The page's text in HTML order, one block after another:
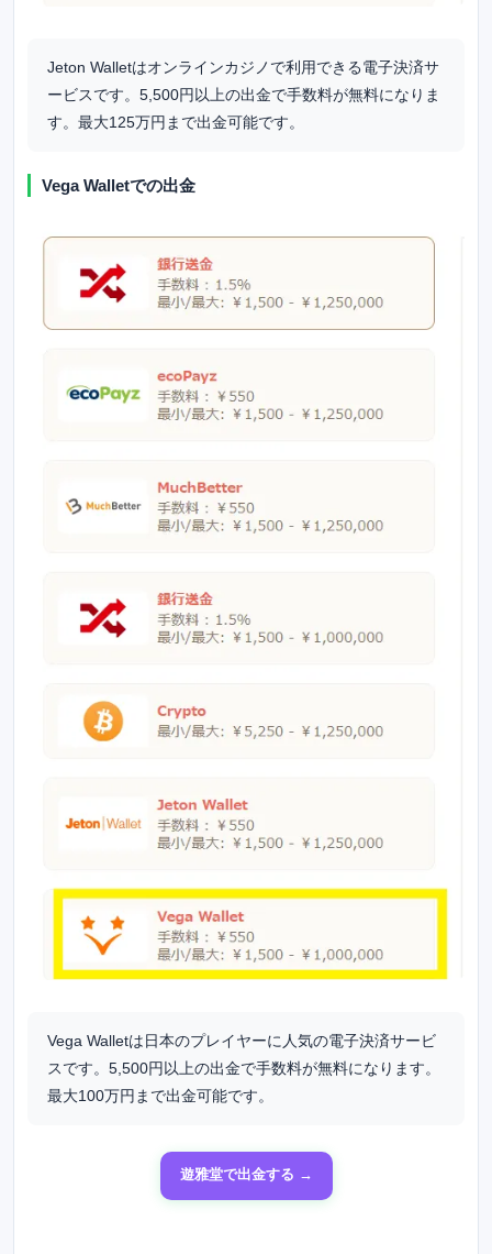
Jeton Walletはオンラインカジノで利用できる電子決済サ
ービスです。5,500円以上の出金で手数料が無料になりま
す。最大125万円まで出金可能です。
Vega Walletでの出金
Vega Walletは日本のプレイヤーに人気の電子決済サービ
スです。5,500円以上の出金で手数料が無料になります。
最大100万円まで出金可能です。
遊雅堂で出金する →